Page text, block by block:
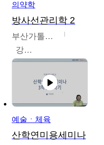
의약학
방사선관리학 2
부산가톨릭대학교
강연희
예술ㆍ체육
산학연미용세미나